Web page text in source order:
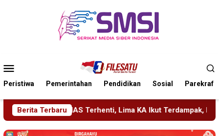
Mobile
Peristiwa Pemerintahan Pendidikan Sosial Parekraf
Berita Terbaru
Ikut Terdampak, KAI Daop 7 Gerak Cepat Pulihkan Layanan